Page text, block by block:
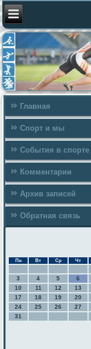
Главная
Спорт и мы
События в спорте
Комментарии
Архив записей
Обратная связь
Пн Вт Ср Чт
3
4 5 6
10
11 12 13
17
18 19 20
24
25 26 27
31